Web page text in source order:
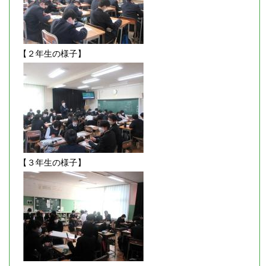
【２年生の様子】
【３年生の様子】